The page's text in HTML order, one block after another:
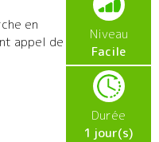
en
appel de
Niveau
Facile
Durée
1 jour(s)